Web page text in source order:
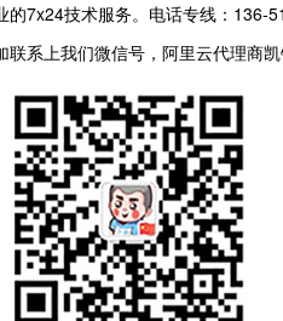
的7x24技术服务。电话专线：136-
联系上我们微信号，阿里云代理商